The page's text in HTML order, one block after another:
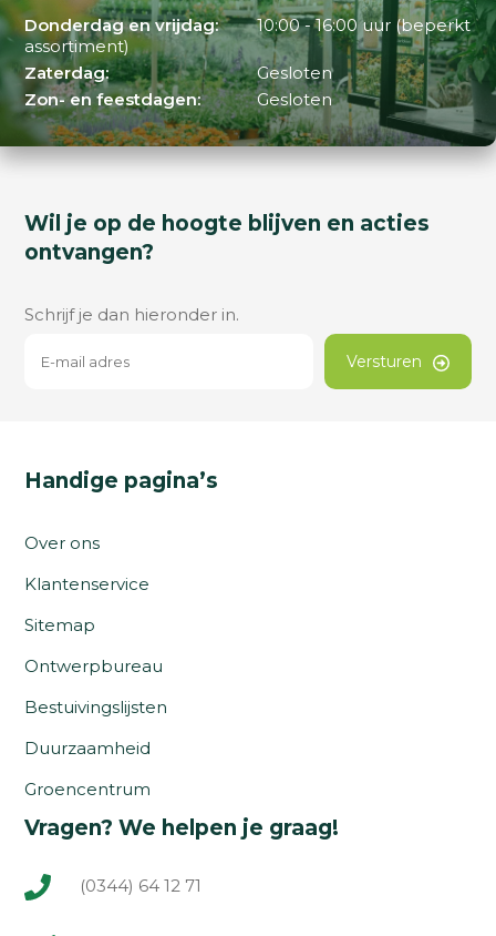
Donderdag en vrijdag:
10:00 - 16:00 uur (beperkt
assortiment)
Zaterdag:
Gesloten
Zon- en feestdagen:
Gesloten
Wil je op de hoogte blijven en acties
ontvangen?
Schrijf je dan hieronder in.
Versturen
Handige pagina’s
Over ons
Klantenservice
Sitemap
Ontwerpbureau
Bestuivingslijsten
Duurzaamheid
Groencentrum
Vragen? We helpen je graag!
(0344) 64 12 71